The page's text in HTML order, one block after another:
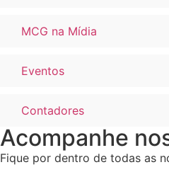
MCG na Mídia
Eventos
Contadores
Acompanhe
Fique por dentro de todas as